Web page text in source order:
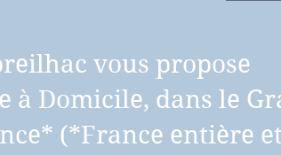
vous propose
à Domicile, dans le
(*France entière